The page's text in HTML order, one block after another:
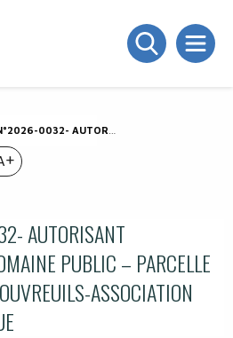
DU DOMAINE PUBLIC – PARCELLE N° BP 86 RUE DES BOUVREUILS-ASSOCIATION SECOURS CATHOLIQUE
AUTORISANT
PUBLIC – PARCELLE
ASSOCIATION